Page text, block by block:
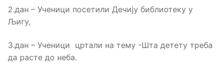
2.дан – Ученици посетили Дечију библиотеку у
Љигу,
3.дан – Ученици цртали на тему -Шта детету треба
да расте до неба.